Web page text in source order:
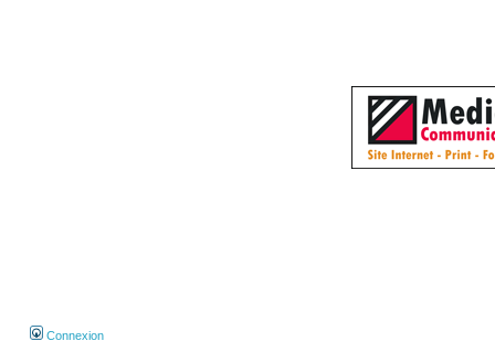
Connexion